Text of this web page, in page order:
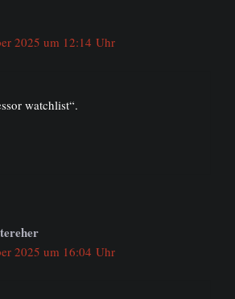
2025 um 12:14 Uhr
watchlist“.
2025 um 16:04 Uhr